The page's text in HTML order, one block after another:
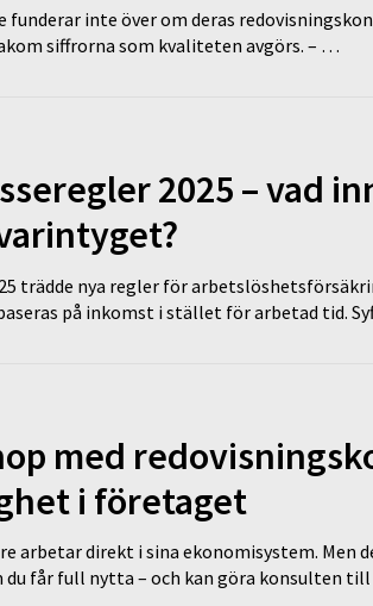
funderar inte över om deras
siffrorna som kvaliteten avgörs. – …
2025 – vad
trädde nya regler för
på inkomst i stället för arbetad tid.
med
i företaget
arbetar direkt i sina ekonomisystem. Men
du får full nytta – och kan göra konsulten